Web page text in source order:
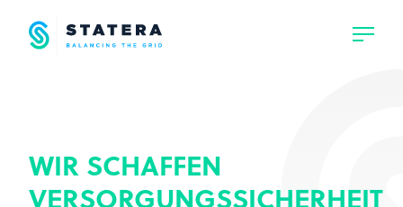
WIR SCHAFFEN
VERSORGUNGSSICHERHEIT